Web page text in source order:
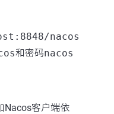
nacos
和密码nacos
Nacos客户端依